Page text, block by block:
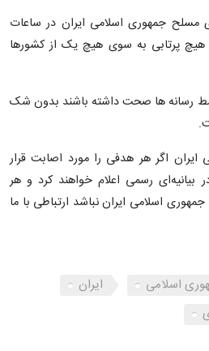
مسلح جمهوری اسلامی ایران در ساعات
پرتابی به سوی هیچ یک از کشورها
رسانه ها صحت داشته باشند بدون شک
اگر هر هدفی را مورد اصابت قرار
بیانیه‌ای رسمی اعلام خواهند کرد‌ و هر
اسلامی ایران نباشد ارتباطی با ما
اسلامی
ایران